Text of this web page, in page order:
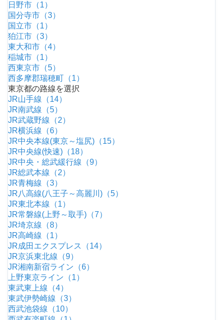
日野市（1）
国分寺市（3）
国立市（1）
狛江市（3）
東大和市（4）
稲城市（1）
西東京市（5）
西多摩郡瑞穂町（1）
東京都の路線を選択
JR山手線（14）
JR南武線（5）
JR武蔵野線（2）
JR横浜線（6）
JR中央本線(東京～塩尻)（15）
JR中央線(快速)（18）
JR中央・総武緩行線（9）
JR総武本線（2）
JR青梅線（3）
JR八高線(八王子～高麗川)（5）
JR東北本線（1）
JR常磐線(上野～取手)（7）
JR埼京線（8）
JR高崎線（1）
JR成田エクスプレス（14）
JR京浜東北線（9）
JR湘南新宿ライン（6）
上野東京ライン（1）
東武東上線（4）
東武伊勢崎線（3）
西武池袋線（10）